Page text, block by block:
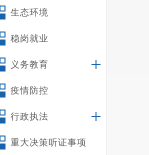
生态环境
稳岗就业
义务教育
疫情防控
行政执法
重大决策听证事项